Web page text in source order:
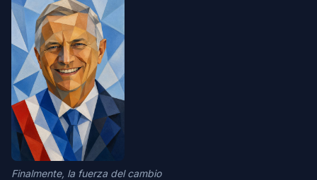
Finalmente, la fuerza del cambio